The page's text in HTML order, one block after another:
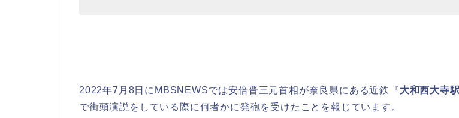
2022年7月8日にMBSNEWSでは安倍晋三元首相が奈良県にある近鉄『大和西大寺駅
で街頭演説をしている際に何者かに発砲を受けたことを報じています。